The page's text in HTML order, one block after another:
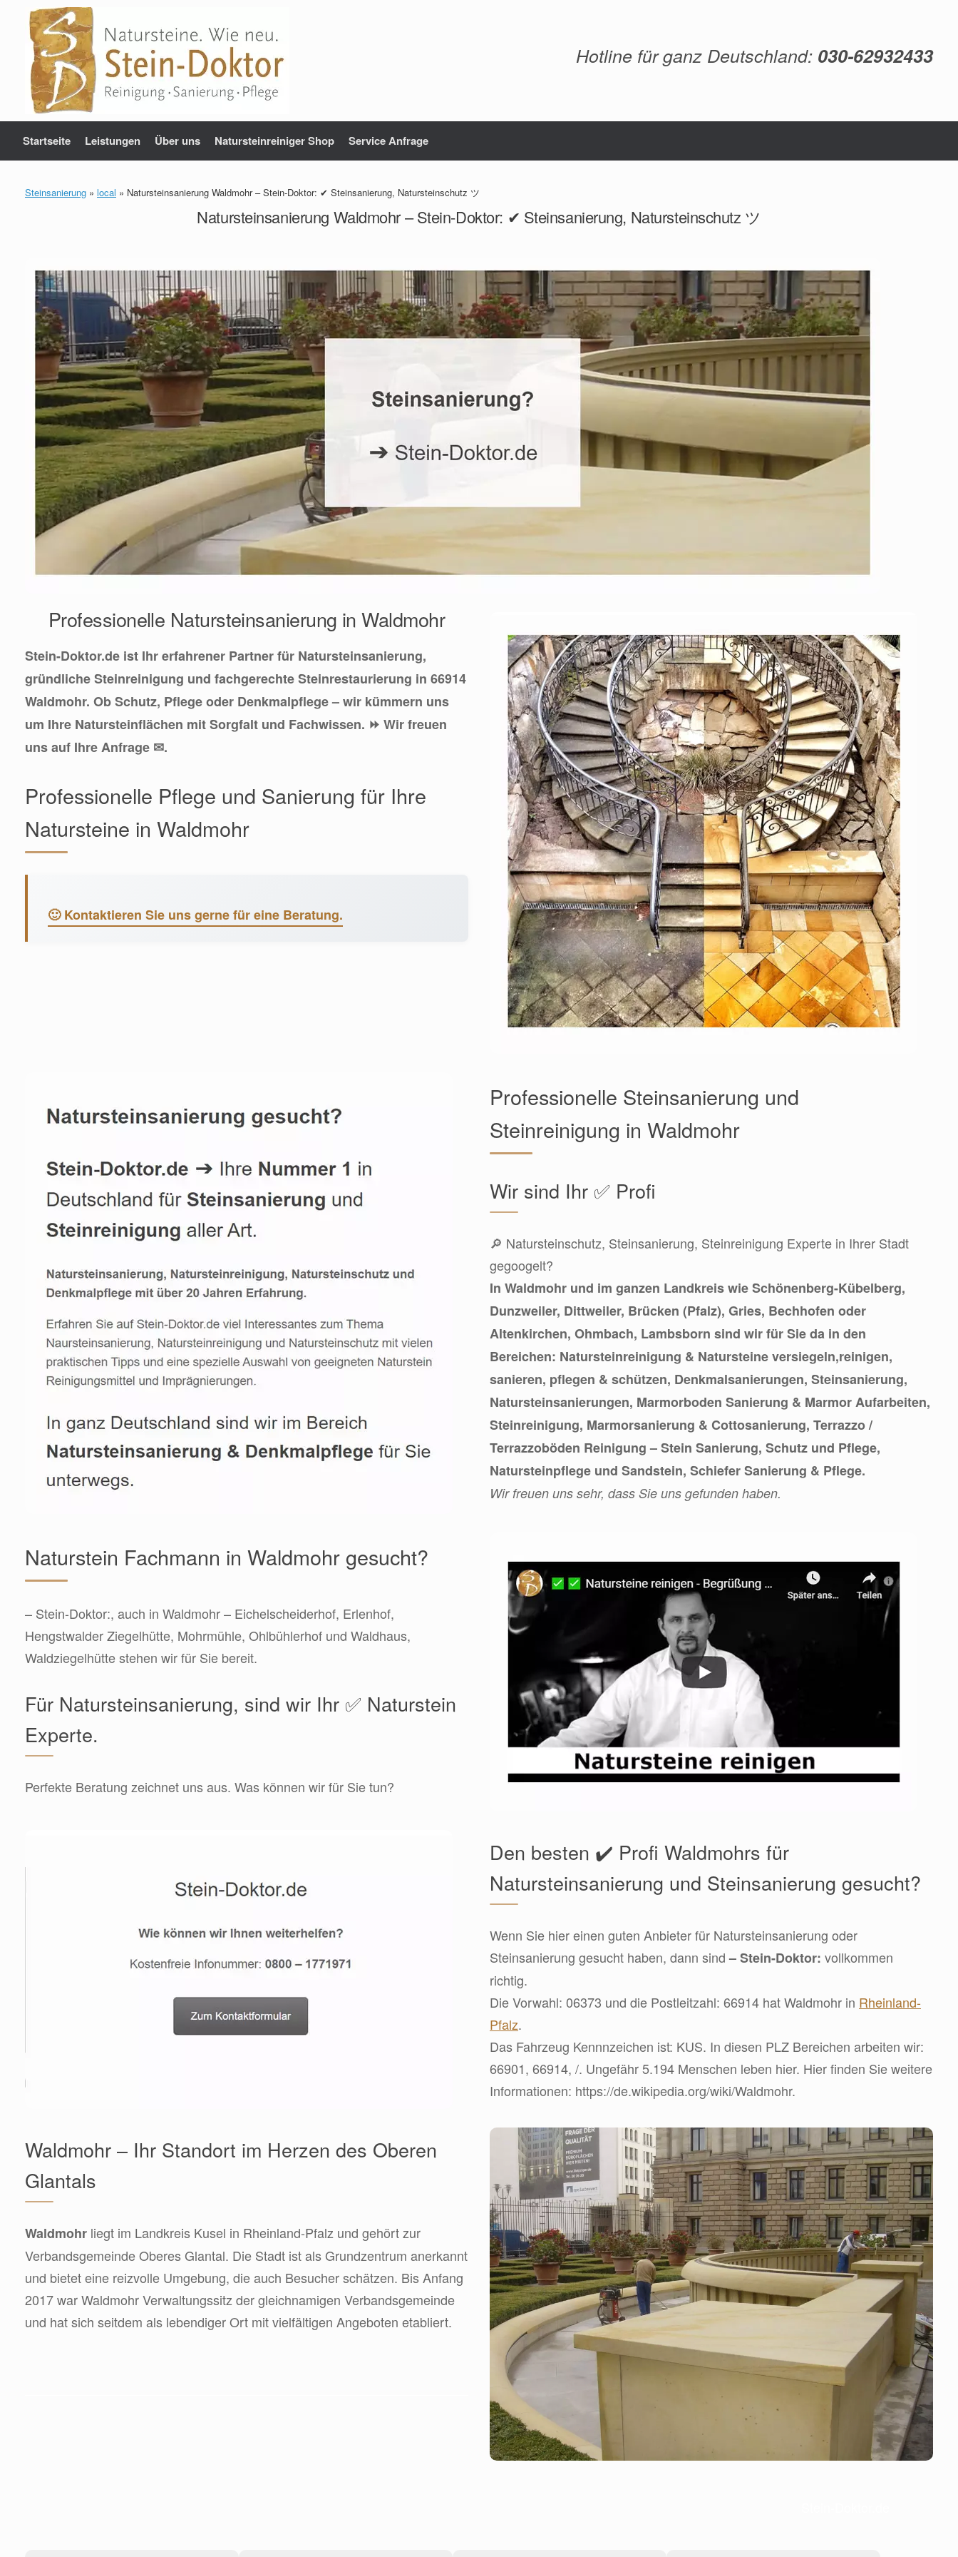
springen
Hotline für ganz Deutschland: 030-62932433
Startseite Leistungen Über uns Natursteinreiniger Shop Service Anfrage
Steinsanierung » local » Natursteinsanierung Waldmohr – Stein-Doktor: ✔ Steinsanierung, Natursteinschutz ツ
Natursteinsanierung Waldmohr – Stein-Doktor: ✔ Steinsanierung, Natursteinschutz ツ
Professionelle Natursteinsanierung in Waldmohr
Stein-Doktor.de ist Ihr erfahrener Partner für Natursteinsanierung,
gründliche Steinreinigung und fachgerechte Steinrestaurierung in 66914
Waldmohr. Ob Schutz, Pflege oder Denkmalpflege – wir kümmern uns
um Ihre Natursteinflächen mit Sorgfalt und Fachwissen. ⏩ Wir freuen
uns auf Ihre Anfrage ✉.
Professionelle Pflege und Sanierung für Ihre
Natursteine in Waldmohr
🙂 Kontaktieren Sie uns gerne für eine Beratung.
Professionelle Steinsanierung und
Steinreinigung in Waldmohr
Wir sind Ihr ✅ Profi
🔎 Natursteinschutz, Steinsanierung, Steinreinigung Experte in Ihrer Stadt
gegoogelt?
In Waldmohr und im ganzen Landkreis wie Schönenberg-Kübelberg,
Dunzweiler, Dittweiler, Brücken (Pfalz), Gries, Bechhofen oder
Altenkirchen, Ohmbach, Lambsborn sind wir für Sie da in den
Bereichen: Natursteinreinigung & Natursteine versiegeln,reinigen,
sanieren, pflegen & schützen, Denkmalsanierungen, Steinsanierung,
Natursteinsanierungen, Marmorboden Sanierung & Marmor Aufarbeiten,
Steinreinigung, Marmorsanierung & Cottosanierung, Terrazzo /
Terrazzoböden Reinigung – Stein Sanierung, Schutz und Pflege,
Natursteinpflege und Sandstein, Schiefer Sanierung & Pflege.
Wir freuen uns sehr, dass Sie uns gefunden haben.
Naturstein Fachmann in Waldmohr gesucht?
– Stein-Doktor:, auch in Waldmohr – Eichelscheiderhof, Erlenhof,
Hengstwalder Ziegelhütte, Mohrmühle, Ohlbühlerhof und Waldhaus,
Waldziegelhütte stehen wir für Sie bereit.
Für Natursteinsanierung, sind wir Ihr ✅ Naturstein
Experte.
Perfekte Beratung zeichnet uns aus. Was können wir für Sie tun?
Den besten ✔️ Profi Waldmohrs für
Natursteinsanierung und Steinsanierung gesucht?
Wenn Sie hier einen guten Anbieter für Natursteinsanierung oder
Steinsanierung gesucht haben, dann sind– Stein-Doktor: vollkommen
richtig.
Die Vorwahl: 06373 und die Postleitzahl: 66914 hat Waldmohr in Rheinland-
Pfalz.
Das Fahrzeug Kennnzeichen ist: KUS. In diesen PLZ Bereichen arbeiten wir:
66901, 66914, /. Ungefähr 5.194 Menschen leben hier. Hier finden Sie weitere
Informationen: https://de.wikipedia.org/wiki/Waldmohr.
Waldmohr – Ihr Standort im Herzen des Oberen
Glantals
Waldmohr liegt im Landkreis Kusel in Rheinland-Pfalz und gehört zur
Verbandsgemeinde Oberes Glantal. Die Stadt ist als Grundzentrum anerkannt
und bietet eine reizvolle Umgebung, die auch Besucher schätzen. Bis Anfang
2017 war Waldmohr Verwaltungssitz der gleichnamigen Verbandsgemeinde
und hat sich seitdem als lebendiger Ort mit vielfältigen Angeboten etabliert.